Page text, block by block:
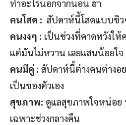
ทำอะไรนอกจากนอน ฮา
คนโสด : สัปดาห์นี้โสดแบบชิว
คนงงๆ : เป็นช่วงที่คาดหวังใ
แต่มันไม่หวาน เลยแสนน้อยใจ
คนมีคู่ : สัปดาห์นี้ต่างคนต่างอ
เป็นของตัวเอง
สุขภาพ: ดูแลสุขภาพใจหน่อย
เฉพาะช่วงกลางคืน